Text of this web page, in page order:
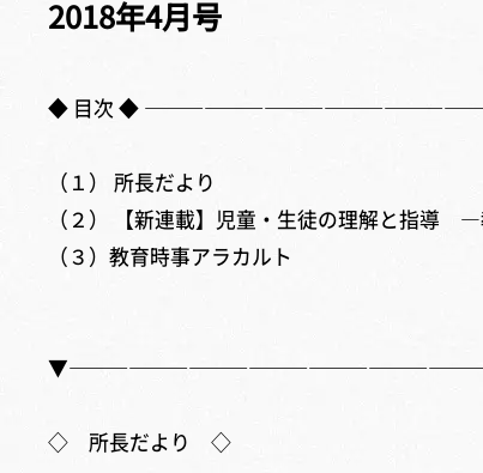
2018年4月号
◆ 目次 ◆
（１） 所長だより
（２） 【新連載】児童・生徒の理解と指導
（３）教育時事アラカルト
◇ 所長だより ◇